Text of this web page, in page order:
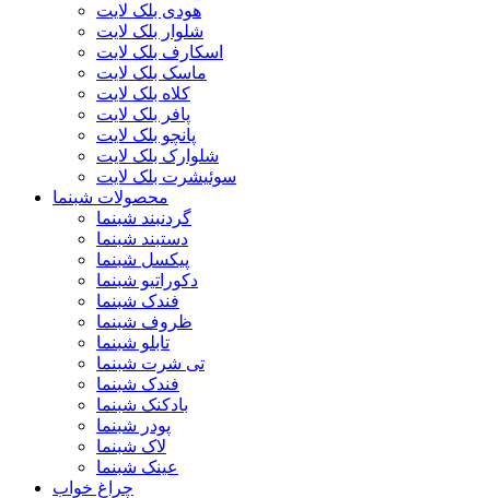
هودی بلک لایت
شلوار بلک لایت
اسکارف بلک لایت
ماسک بلک لایت
کلاه بلک لایت
پافر بلک لایت
پانچو بلک لایت
شلوارک بلک لایت
سوئیشرت بلک لایت
محصولات شبنما
گردنبند شبنما
دستبند شبنما
پیکسل شبنما
دکوراتیو شبنما
فندک شبنما
ظروف شبنما
تابلو شبنما
تی شرت شبنما
فندک شبنما
بادکنک شبنما
پودر شبنما
لاک شبنما
عینک شبنما
چراغ خواب